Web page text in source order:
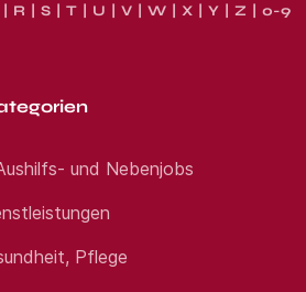
R S T U V W X Y Z 0-9
und Nebenjobs
Pflege